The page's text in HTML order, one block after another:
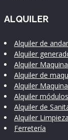
ALQUILER
Alquiler de
Alquiler
Alquiler
Alquiler de
Alquiler
Alquiler
Alquiler de
Alquiler Limpieza
Ferretería